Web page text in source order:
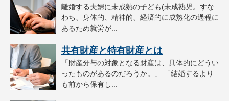
離婚する夫婦に未成熟の子ども(未成熟児。すな
わち、身体的、精神的、経済的に成熟化の過程に
あるため就労が...
共有財産と特有財産とは
「財産分与の対象となる財産は、具体的にどうい
ったものがあるのだろうか。」 「結婚するより
も前から保有し...